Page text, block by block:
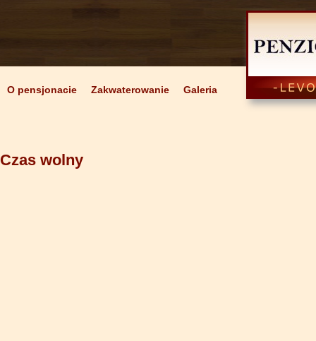
O pensjonacie Zakwaterowanie Galeria
Czas wolny